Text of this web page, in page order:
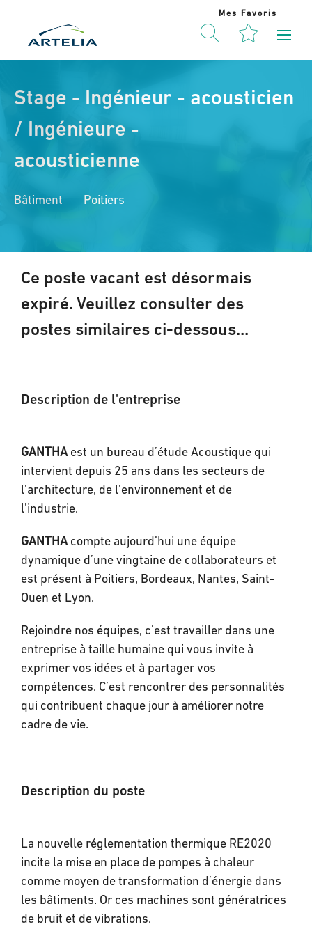
Mes Favoris
Stage - Ingénieur - acousticien
/ Ingénieure -
acousticienne
Bâtiment Poitiers
Ce poste vacant est désormais
expiré. Veuillez consulter des
postes similaires ci-dessous...
Description de l'entreprise
GANTHA est un bureau d’étude Acoustique qui
intervient depuis 25 ans dans les secteurs de
l’architecture, de l’environnement et de
l’industrie.
GANTHAcompte aujourd’hui une équipe
dynamique d’une vingtaine de collaborateurs et
est présent à Poitiers, Bordeaux, Nantes, Saint-
Ouen et Lyon.
Rejoindre nos équipes, c’est travailler dans une
entreprise à taille humaine qui vous invite à
exprimer vos idées et à partager vos
compétences. C’est rencontrer des personnalités
qui contribuent chaque jour à améliorer notre
cadre de vie.
Description du poste
La nouvelle réglementation thermique RE2020
incite la mise en place de pompes à chaleur
comme moyen de transformation d’énergie dans
les bâtiments. Or ces machines sont génératrices
de bruit et de vibrations.